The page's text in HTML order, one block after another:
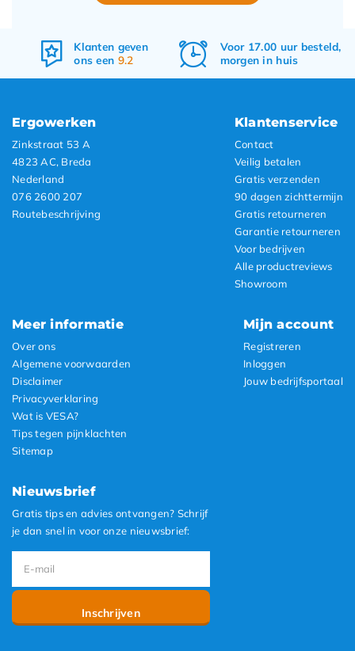
Voor 17.00 uur besteld,
morgen in huis
Gratisverzenden
&retourneren
Ergowerken
Zinkstraat 53 A
4823 AC, Breda
Nederland
076 2600 207
Routebeschrijving
Klantenservice
Contact
Veilig betalen
Gratis verzenden
90 dagen zichttermijn
Gratis retourneren
Garantie retourneren
Voor bedrijven
Alle productreviews
Showroom
Meer informatie
Over ons
Algemene voorwaarden
Disclaimer
Privacyverklaring
Wat is VESA?
Tips tegen pijnklachten
Sitemap
Mijn account
Registreren
Inloggen
Jouw bedrijfsportaal
Nieuwsbrief
Gratis tips en advies ontvangen? Schrijf
je dan snel in voor onze nieuwsbrief:
Inschrijven